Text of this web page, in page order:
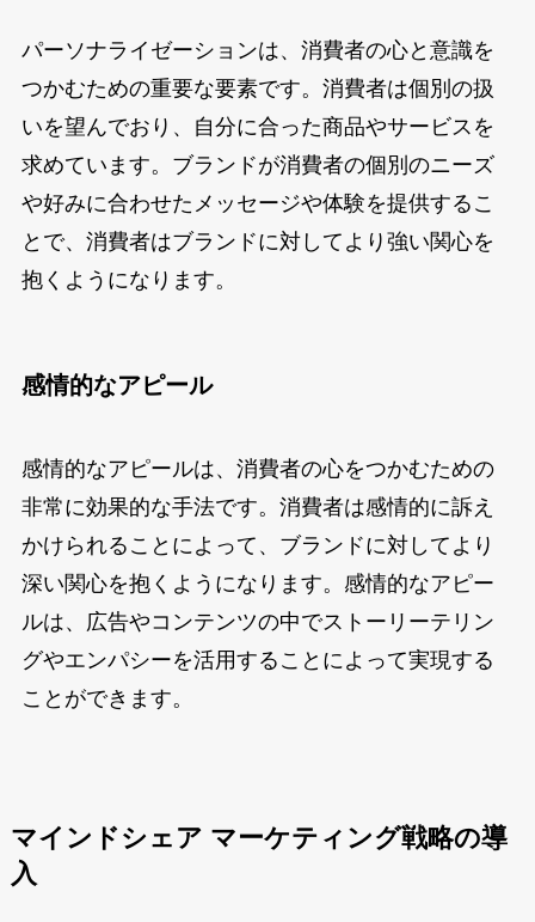
パーソナライゼーションは、消費者の心と意識を
つかむための重要な要素です。消費者は個別の扱
いを望んでおり、自分に合った商品やサービスを
求めています。ブランドが消費者の個別のニーズ
や好みに合わせたメッセージや体験を提供するこ
とで、消費者はブランドに対してより強い関心を
抱くようになります。
感情的なアピール
感情的なアピールは、消費者の心をつかむための
非常に効果的な手法です。消費者は感情的に訴え
かけられることによって、ブランドに対してより
深い関心を抱くようになります。感情的なアピー
ルは、広告やコンテンツの中でストーリーテリン
グやエンパシーを活用することによって実現する
ことができます。
マインドシェア マーケティング戦略の導
入